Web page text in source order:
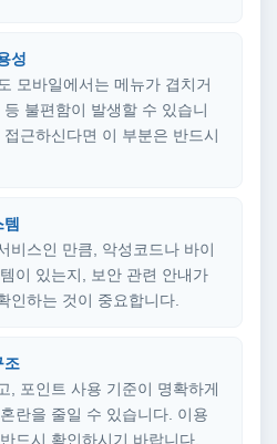
성
모바일에서는 메뉴가 겹치거
불편함이 발생할 수 있습니
근하신다면 이 부분은 반드시
비스인 만큼, 악성코드나 바이
이 있는지, 보안 관련 안내가
인하는 것이 중요합니다.
조
, 포인트 사용 기준이 명확하게
란을 줄일 수 있습니다. 이용
드시 확인하시기 바랍니다.